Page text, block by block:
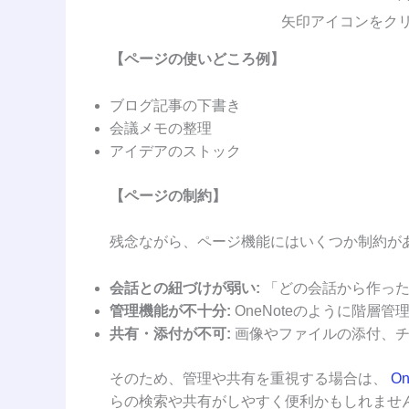
矢印アイコンをク
【ページの使いどころ例】
ブログ記事の下書き
会議メモの整理
アイデアのストック
【ページの制約】
残念ながら、ページ機能にはいくつか制約が
会話との紐づけが弱い: 「どの会話から作っ
管理機能が不十分: OneNoteのように階層管
共有・添付が不可: 画像やファイルの添付、
そのため、管理や共有を重視する場合は、
らの検索や共有がしやすく便利かもしれませ